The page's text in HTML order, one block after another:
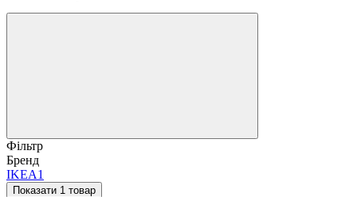
Фільтр
Бренд
IKEA1
Показати 1 товар